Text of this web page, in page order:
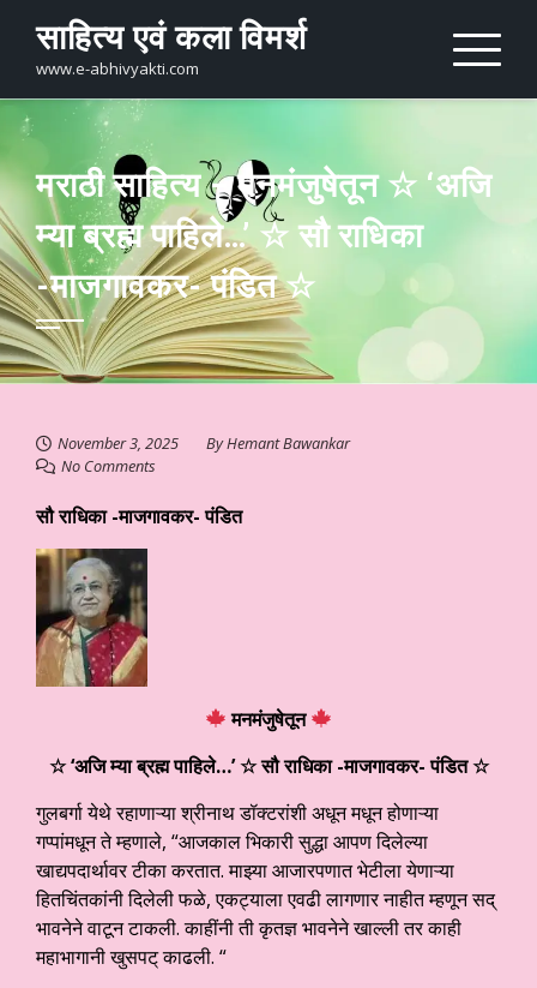
content
साहित्य एवं कला विमर्श
www.e-abhivyakti.com
मराठी साहित्य – मनमंजुषेतून ☆ ‘अजि
म्या ब्रह्म पाहिले…’ ☆ सौ राधिका
-माजगावकर- पंडित ☆
November 3, 2025 ByHemant Bawankar
No Comments
सौ राधिका -माजगावकर- पंडित
मनमंजुषेतून
☆ ‘अजि म्या ब्रह्म पाहिले…’ ☆ सौ राधिका -माजगावकर- पंडित☆
गुलबर्गा येथे रहाणाऱ्या श्रीनाथ डॉक्टरांशी अधून मधून होणाऱ्या
गप्पांमधून ते म्हणाले, “आजकाल भिकारी सुद्धा आपण दिलेल्या
खाद्यपदार्थावर टीका करतात. माझ्या आजारपणात भेटीला येणाऱ्या
हितचिंतकांनी दिलेली फळे, एकट्याला एवढी लागणार नाहीत म्हणून सद्
भावनेने वाटून टाकली. काहींनी ती कृतज्ञ भावनेने खाल्ली तर काही
महाभागानी खुसपट् काढली. “